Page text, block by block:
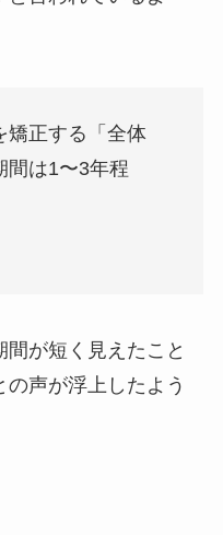
矯正する「全体
間は1〜3年程
が短く見えたこと
声が浮上したよう